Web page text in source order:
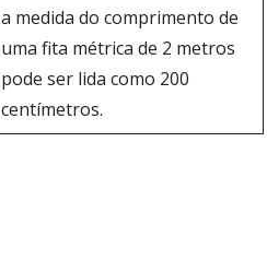
a medida do comprimento de
uma fita métrica de 2 metros
pode ser lida como 200
centímetros.